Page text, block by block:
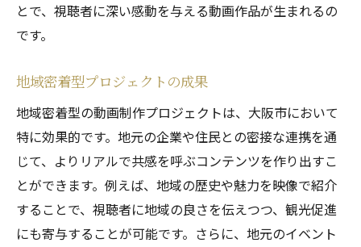
とで、視聴者に深い感動を与える動画作品が生まれるの
です。
地域密着型プロジェクトの成果
地域密着型の動画制作プロジェクトは、大阪市において
特に効果的です。地元の企業や住民との密接な連携を通
じて、よりリアルで共感を呼ぶコンテンツを作り出すこ
とができます。例えば、地域の歴史や魅力を映像で紹介
することで、視聴者に地域の良さを伝えつつ、観光促進
にも寄与することが可能です。さらに、地元のイベント